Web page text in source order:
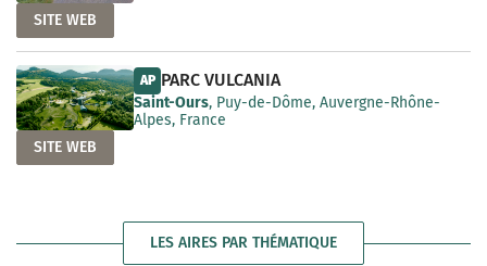
SITE WEB
AP PARC VULCANIA
Saint-Ours, Puy-de-Dôme, Auvergne-Rhône-
Alpes, France
SITE WEB
LES AIRES PAR THÉMATIQUE